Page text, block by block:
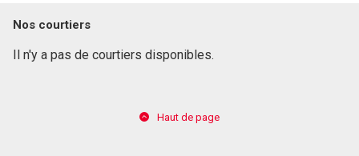
Nos courtiers
Il n'y a pas de courtiers disponibles.
Haut de page